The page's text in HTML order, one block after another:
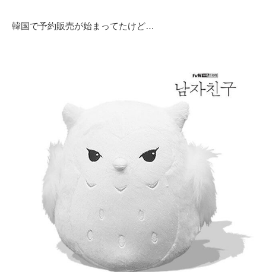
韓国で予約販売が始まってたけど…